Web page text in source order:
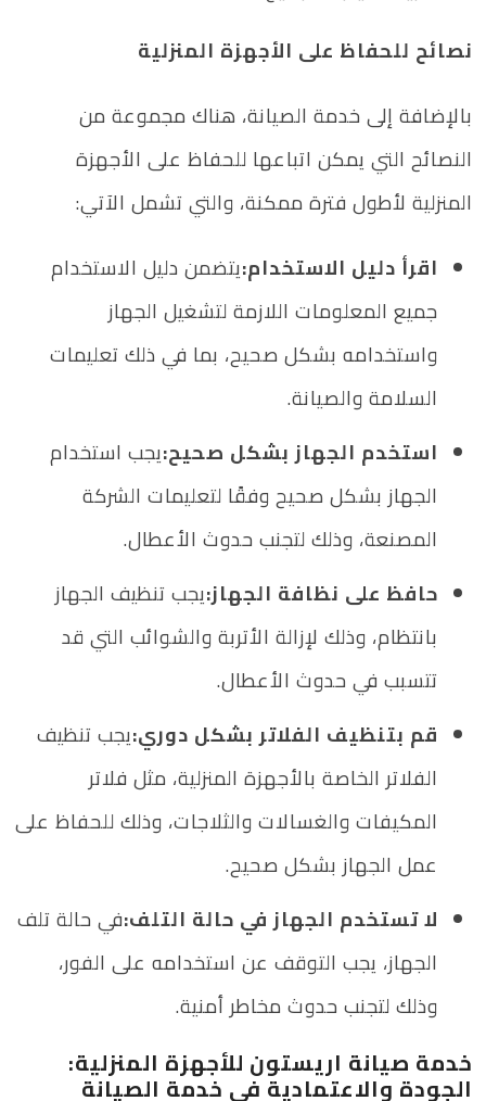
نصائح للحفاظ على الأجهزة المنزلية
بالإضافة إلى خدمة الصيانة، هناك مجموعة من
النصائح التي يمكن اتباعها للحفاظ على الأجهزة
المنزلية لأطول فترة ممكنة، والتي تشمل الآتي:
اقرأ دليل الاستخدام:يتضمن دليل الاستخدام
جميع المعلومات اللازمة لتشغيل الجهاز
واستخدامه بشكل صحيح، بما في ذلك تعليمات
السلامة والصيانة.
استخدم الجهاز بشكل صحيح:يجب استخدام
الجهاز بشكل صحيح وفقًا لتعليمات الشركة
المصنعة، وذلك لتجنب حدوث الأعطال.
حافظ على نظافة الجهاز:يجب تنظيف الجهاز
بانتظام، وذلك لإزالة الأتربة والشوائب التي قد
تتسبب في حدوث الأعطال.
قم بتنظيف الفلاتر بشكل دوري:يجب تنظيف
الفلاتر الخاصة بالأجهزة المنزلية، مثل فلاتر
المكيفات والغسالات والثلاجات، وذلك للحفاظ على
عمل الجهاز بشكل صحيح.
لا تستخدم الجهاز في حالة التلف:في حالة تلف
الجهاز، يجب التوقف عن استخدامه على الفور،
وذلك لتجنب حدوث مخاطر أمنية.
خدمة صيانة اريستون للأجهزة المنزلية:
الجودة والاعتمادية في خدمة الصيانة